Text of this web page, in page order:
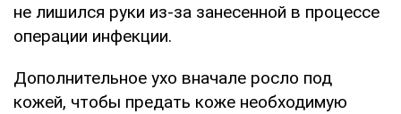
не лишился руки из-за занесенной в процессе
операции инфекции.
Дополнительное ухо вначале росло под
кожей, чтобы предать коже необходимую